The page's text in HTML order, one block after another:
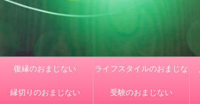
復縁のおまじない ライフスタイルのおまじな
い
縁切りのおまじない 受験のおまじない